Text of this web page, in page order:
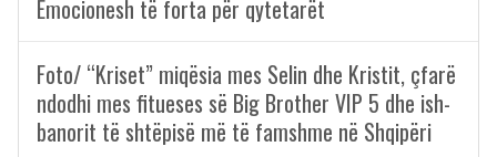
Emocionesh të forta për qytetarët
Foto/ “Kriset” miqësia mes Selin dhe Kristit, çfarë
ndodhi mes fitueses së Big Brother VIP 5 dhe ish-
banorit të shtëpisë më të famshme në Shqipëri